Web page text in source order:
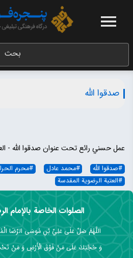
بحث
صدقوا الله
عمل حسني رائع تحت عنوان صدقوا الله -
#صدقوا الله #محمد عادل #محرم
#العتبة الرضویة المقدسة
الصلوات الخاصة بالإمام
اللَّهُمَّ صَلِّ عَلَى عَلِيِّ بْنِ مُوسَى الرِّضَا
وَ حُجَّتِكَ عَلَى مَنْ فَوْقَ الْأَرْضِ وَ مَنْ